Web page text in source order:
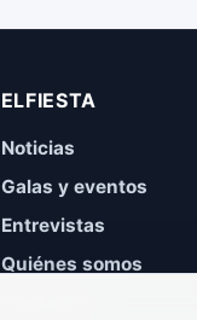
ELFIESTA
Noticias
Galas y eventos
Entrevistas
Quiénes somos